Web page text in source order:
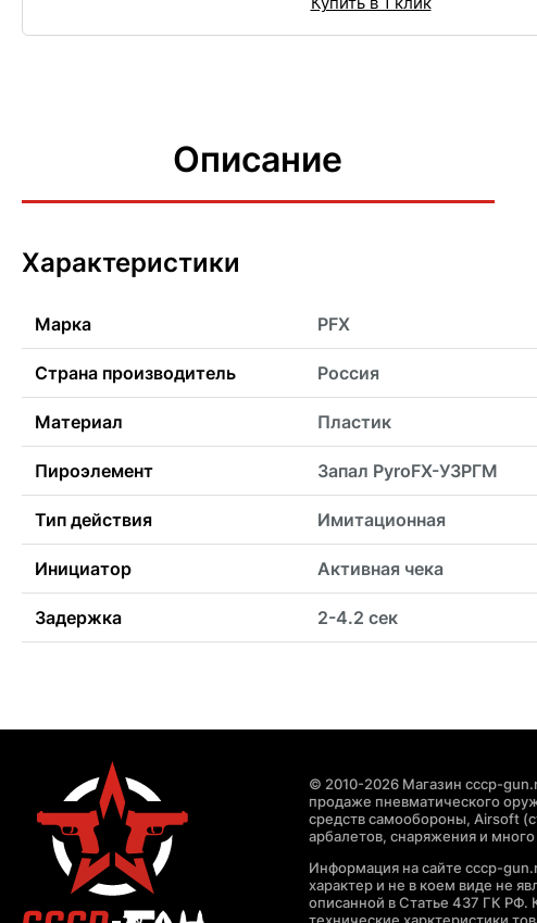
Описание
Характеристики
Марка PFX
Страна производитель Россия
Материал Пластик
Пироэлемент Запал PyroFX-УЗРГМ
Тип действия Имитационная
Инициатор Активная чека
Задержка 2-4.2 сек
© 2010-2026 Магазин cccp-
продаже пневматического
средств самообороны, Airsoft
арбалетов, снаряжения и много
Информация на сайте cccp-
характер и не в коем виде не
описанной в Статье 437 ГК РФ.